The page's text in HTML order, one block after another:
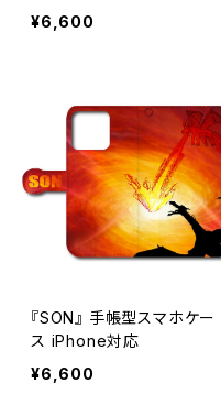
¥6,600
『SON』 手帳型スマホケー
ス iPhone対応
¥6,600